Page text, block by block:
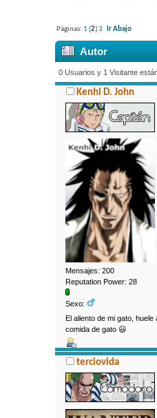
Páginas: 1 2] 3 Ir Abajo
Autor
53721 veces)
0 Usuarios y 1 Visitante
Kenhi D. John
Mensajes: 200
Reputation Power: 28
Sexo:
El aliento de mi gato, huele
comida de gato 😃
terciovida